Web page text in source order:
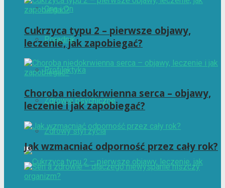
Ona i On
Poradnik
Profilaktyka
Zdrowie psychiczne
Zdrowy styl życia
Cukrzyca typu 2 – pierwsze objawy,
leczenie, jak zapobiegać?
Choroba niedokrwienna serca – objawy,
leczenie i jak zapobiegać?
Jak wzmacniać odporność przez cały rok?